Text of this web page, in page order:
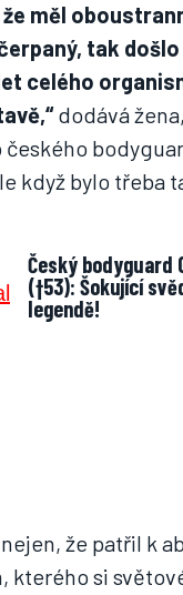
měl
tak
celého
dodává
když bylo třeba
Český bodyguard
(†53): Šokující
legendě!
že patřil k
kterého si